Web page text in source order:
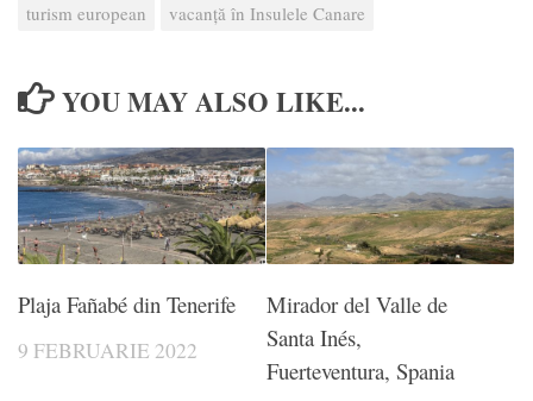
turism european
vacanță în Insulele Canare
YOU MAY ALSO LIKE...
Plaja Fañabé din Tenerife
9 FEBRUARIE 2022
Mirador del Valle de
Santa Inés,
Fuerteventura, Spania